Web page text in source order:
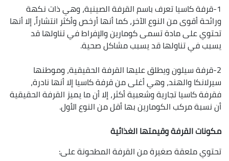
1-قرفة كاسيا تعرف باسم القرفة الصينية، وهي ذات نكهة
ورائحة أقوى من النوع الآخر، كما أنها أرخص وأكثر انتشاراً، إلا أنها
تحتوي على مادة تسمى كومارين والإفراط في تناولها قد
يسبب في تناولها قد يسبب مشاكل صحية.
2-قرفة سيلون ويطلق عليها القرفة الحقيقية، وموطنها
سيرلانكا والهند، وهي أغلى من قرفة كاسيا إلا أنها نادرة،
فقرفة كاسيا تجارية وشعبية أكثر، إلا أن ما يميز القرفة الحقيقية
أن نسبة مركب الكومارين بها أقل من النوع الأول.
مكونات القرفة وقيمتها الغذائية
تحتوي ملعقة صغيرة من القرفة المطحونة على: